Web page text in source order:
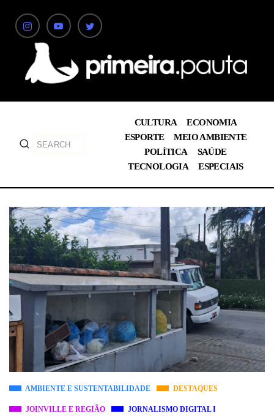
CULTURA
ECONOMIA
ESPORTE
MEIO AMBIENTE
POLÍTICA
SAÚDE
TECNOLOGIA
ESPECIAIS
AMBIENTE E SUSTENTABILIDADE DESTAQUES
JOINVILLE E REGIÃO JORNALISMO DIGITAL I